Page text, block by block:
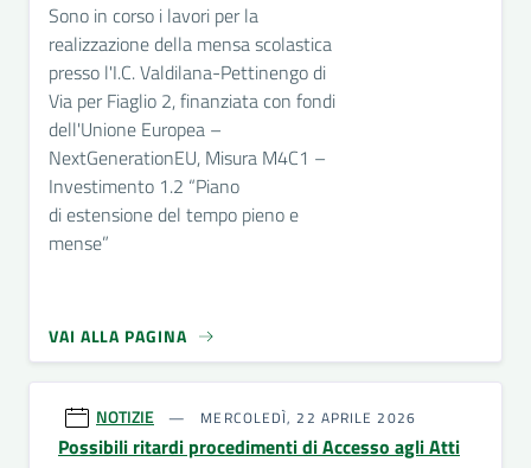
Sono in corso i lavori per la
realizzazione della mensa scolastica
presso l'I.C. Valdilana-Pettinengo di
Via per Fiaglio 2, finanziata con fondi
dell'Unione Europea –
NextGenerationEU, Misura M4C1 –
Investimento 1.2 “Piano
di estensione del tempo pieno e
mense”
VAI ALLA PAGINA
NOTIZIE MERCOLEDÌ, 22 APRILE 2026
Possibili ritardi procedimenti di Accesso agli Atti